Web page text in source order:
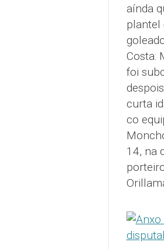
aínda
plantel
Costa:
foi
curta
co
14, na